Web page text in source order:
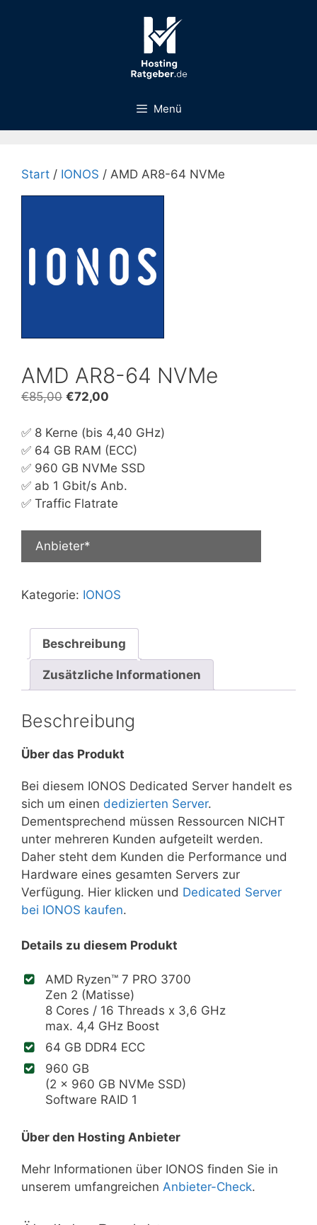
Menü
Start / IONOS / AMD AR8-64 NVMe
AMD AR8-64 NVMe
€85,00 Ursprünglicher
war:
€85,00
€72,00
ist:
€72,00.
✅ 8 Kerne (bis 4,40 GHz)
✅ 64 GB RAM (ECC)
✅ 960 GB NVMe SSD
✅ ab 1 Gbit/s Anb.
✅ Traffic Flatrate
Anbieter*
Kategorie: IONOS
Beschreibung
Zusätzliche Informationen
Beschreibung
Über das Produkt
Bei diesem IONOS Dedicated Server handelt es
sich um einen dedizierten Server.
Dementsprechend müssen Ressourcen NICHT
unter mehreren Kunden aufgeteilt werden.
Daher steht dem Kunden die Performance und
Hardware eines gesamten Servers zur
Verfügung. Hier klicken und Dedicated Server
bei IONOS kaufen.
Details zu diesem Produkt
AMD Ryzen™ 7 PRO 3700
Zen 2 (Matisse)
8 Cores / 16 Threads x 3,6 GHz
max. 4,4 GHz Boost
64 GB DDR4 ECC
960 GB
(2 x 960 GB NVMe SSD)
Software RAID 1
Über den Hosting Anbieter
Mehr Informationen über IONOS finden Sie in
unserem umfangreichen Anbieter-Check.